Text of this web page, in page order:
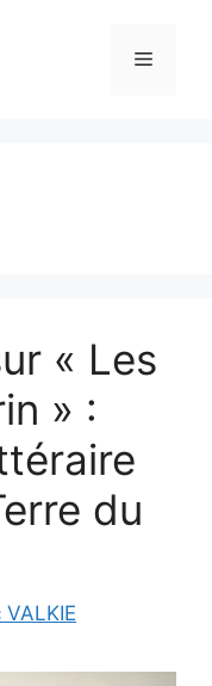
Menu
« Les
» :
du